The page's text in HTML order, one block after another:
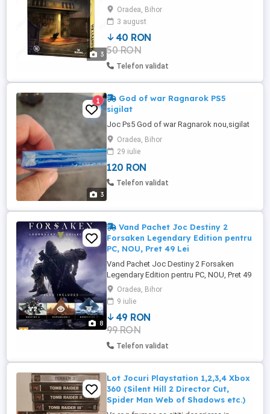
3
maghiara. Stare perfecta, utilizata o
singura data. Pret 40 lei.
Oradea, Bihor
3 august
40 RON
50 RON
Telefon validat
3
1
God of war Ragnarok PS5
sigilat
Joc Ps5 God of war Ragnarok nou,sigilat
Oradea, Bihor
29 iulie
120 RON
Telefon validat
8
Vand Pachet Joc Destiny 2
Forsaken Legendary Edition pentru
PC, NOU, Pret 49 Lei
Vand Pachet Joc Destiny 2 Forsaken
Legendary Edition pentru PC, NOU, Pret 49
Lei. - - Pachet Joc Destiny 2 Forsaken
Legendary Edition pentru PC / Calculator /
Computer. - Pachetul Destiny 2 Forsaken
Legendary Edition contine: - Jocul Destiny
2, - Expansion I: Destiny 2 Curse of Osiris, -
Expansion ...
Oradea, Bihor
9 iulie
49 RON
99 RON
Telefon validat
Lot Jocuri Playstation 1,2,3,4 Xbox
360 (Silent Hill 2 Director Cut,
Spider Man Web of Shadows etc.)